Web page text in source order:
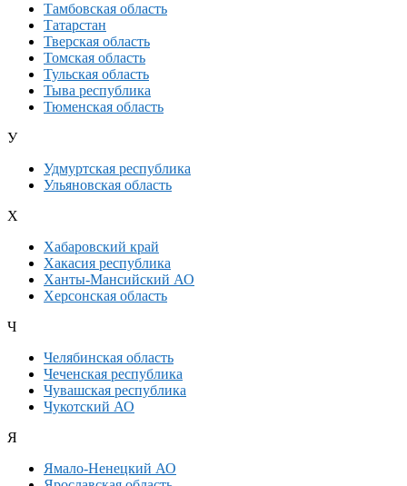
Тамбовская область
Татарстан
Тверская область
Томская область
Тульская область
Тыва республика
Тюменская область
У
Удмуртская республика
Ульяновская область
Х
Хабаровский край
Хакасия республика
Ханты-Мансийский АО
Херсонская область
Ч
Челябинская область
Чеченская республика
Чувашская республика
Чукотский АО
Я
Ямало-Ненецкий АО